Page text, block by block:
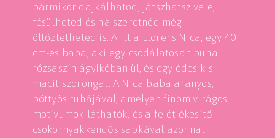
bármikor dajkálhatod, játszhatsz vele,
fésülheted és ha szeretnéd még
öltöztetheted is. A Itt a Llorens Nica, egy 40
cm-es baba, aki egy csodálatosan puha
rózsaszín ágyikóban ül, és egy édes kis
macit szorongat. A Nica baba aranyos,
pöttyös ruhájával, amelyen finom virágos
motívumok láthatók, és a fejét ékesítő
csokornyakkendős sapkával azonnal